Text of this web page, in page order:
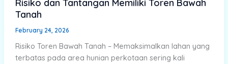
Risiko dan Tantangan Memiliki Toren Bawah
Tanah
February 24, 2026
Risiko Toren Bawah Tanah – Memaksimalkan lahan yang
terbatas pada area hunian perkotaan sering kali